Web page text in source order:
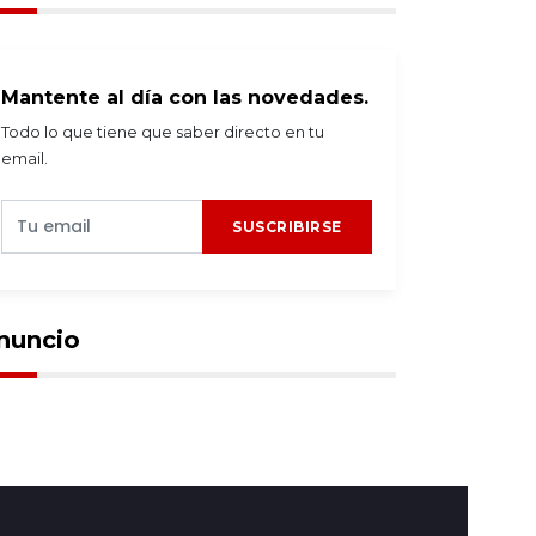
Mantente al día con las novedades.
Todo lo que tiene que saber directo en tu
email.
SUSCRIBIRSE